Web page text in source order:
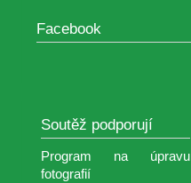
Facebook
Soutěž podporují
Program na úpravu
fotografií